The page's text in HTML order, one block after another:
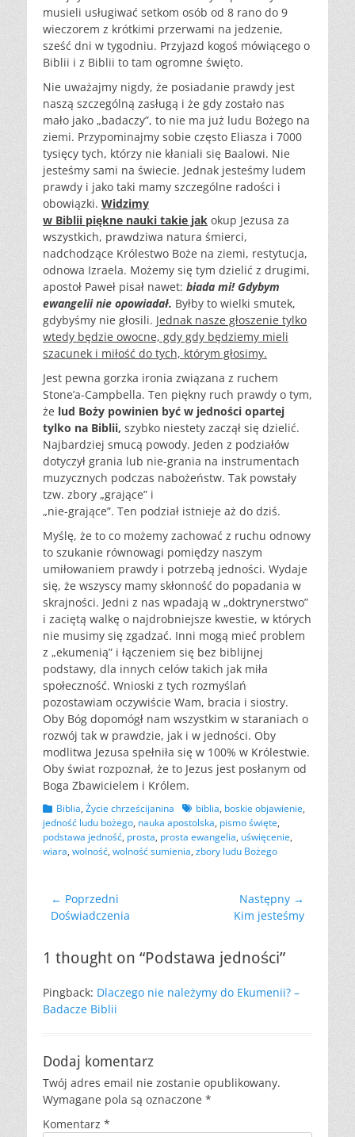
musieli usługiwać setkom osób od 8 rano do 9
wieczorem z krótkimi przerwami na jedzenie,
sześć dni w tygodniu. Przyjazd kogoś mówiącego o
Biblii i z Biblii to tam ogromne święto.
Nie uważajmy nigdy, że posiadanie prawdy jest
naszą szczególną zasługą i że gdy zostało nas
mało jako „badaczy”, to nie ma już ludu Bożego na
ziemi. Przypominajmy sobie często Eliasza i 7000
tysięcy tych, którzy nie kłaniali się Baalowi. Nie
jesteśmy sami na świecie. Jednak jesteśmy ludem
prawdy i jako taki mamy szczególne radości i
obowiązki. Widzimy
w Biblii piękne nauki takie jak okup Jezusa za
wszystkich, prawdziwa natura śmierci,
nadchodzące Królestwo Boże na ziemi, restytucja,
odnowa Izraela. Możemy się tym dzielić z drugimi,
apostoł Paweł pisał nawet: biada mi! Gdybym
ewangelii nie opowiadał. Byłby to wielki smutek,
gdybyśmy nie głosili. Jednak nasze głoszenie tylko
wtedy będzie owocne, gdy gdy będziemy mieli
szacunek i miłość do tych, którym głosimy.
Jest pewna gorzka ironia związana z ruchem
Stone’a-Campbella. Ten piękny ruch prawdy o tym,
że lud Boży powinien być w jedności opartej
tylko na Biblii, szybko niestety zaczął się dzielić.
Najbardziej smucą powody. Jeden z podziałów
dotyczył grania lub nie-grania na instrumentach
muzycznych podczas nabożeństw. Tak powstały
tzw. zbory „grające” i
„nie-grające”. Ten podział istnieje aż do dziś.
Myślę, że to co możemy zachować z ruchu odnowy
to szukanie równowagi pomiędzy naszym
umiłowaniem prawdy i potrzebą jedności. Wydaje
się, że wszyscy mamy skłonność do popadania w
skrajności. Jedni z nas wpadają w „doktrynerstwo”
i zaciętą walkę o najdrobniejsze kwestie, w których
nie musimy się zgadzać. Inni mogą mieć problem
z „ekumenią” i łączeniem się bez biblijnej
podstawy, dla innych celów takich jak miła
społeczność. Wnioski z tych rozmyślań
pozostawiam oczywiście Wam, bracia i siostry.
Oby Bóg dopomógł nam wszystkim w staraniach o
rozwój tak w prawdzie, jak i w jedności. Oby
modlitwa Jezusa spełniła się w 100% w Królestwie.
Oby świat rozpoznał, że to Jezus jest posłanym od
Boga Zbawicielem i Królem.
Kategorii
Biblia, Życie chrześcijanina Tagów
biblia, boskie objawienie,
jedność ludu bożego, nauka apostolska, pismo święte,
podstawa jedność, prosta, prosta ewangelia, uświęcenie,
wiara, wolność, wolność sumienia, zbory ludu Bożego
Nawigacja
wpisu
← Poprzedni
Poprzedni
Doświadczenia
Następny →
Kim jesteśmy
1 thought on “Podstawa jedności”
Pingback: Dlaczego nie należymy do Ekumenii? –
Badacze Biblii
Dodaj komentarz
Twój adres email nie zostanie opublikowany.
Wymagane pola są oznaczone *
Komentarz *